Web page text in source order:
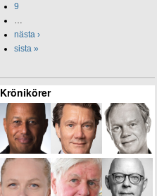
9
…
nästa ›
sista »
Krönikörer